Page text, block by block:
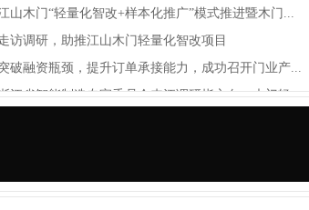
山木门“轻量化智改+样本化推广”模式推进暨木门...
访调研，助推江山木门轻量化智改项目
破融资瓶颈，提升订单承接能力，成功召开门业产...
浙江省智能制造专家委员会来江调研指方向：木门轻...